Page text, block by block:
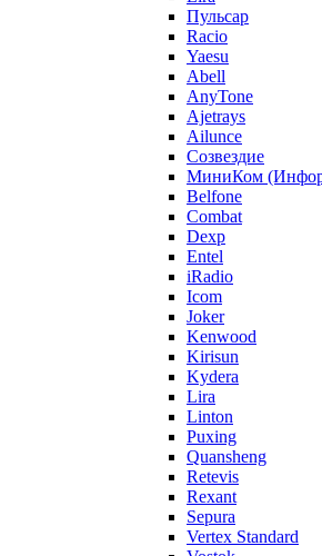
Пульсар
Racio
Yaesu
Abell
AnyTone
Ajetrays
Ailunce
Созвездие
МиниКом
Belfone
Combat
Dexp
Entel
iRadio
Icom
Joker
Kenwood
Kirisun
Kydera
Lira
Linton
Puxing
Quansheng
Retevis
Rexant
Sepura
Vertex Standard